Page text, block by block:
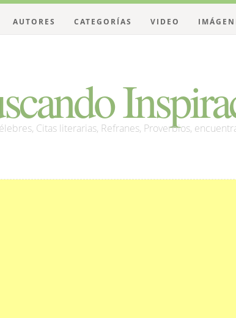
Citas literarias, Refranes, Proverbios,
AUTORES CATEGORÍAS VIDEO